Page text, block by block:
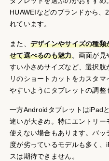
HUAWEIなどのブランドから、
れています。
また、 デザインやサイズの種
せて選べるのも魅力。画面が見
すい小さめサイズなど、選択
リのショートカットをカスタ
やすいようにタブレットの調整
一方AndroidタブレットはiPad
違いが大きめ。特にエントリ
使えない場合もあります。バ
度が劣っているモデルも多く
スは期待できません。